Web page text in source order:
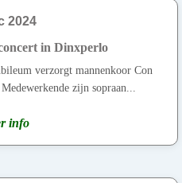
2024
in Dinxperlo
verzorgt mannenkoor Con
zijn sopraan...
info